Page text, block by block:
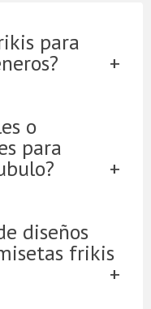
para
o
para
diseños
frikis